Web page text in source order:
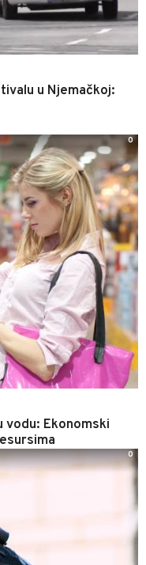
u Njemačkoj:
vodu: Ekonomski
0
0